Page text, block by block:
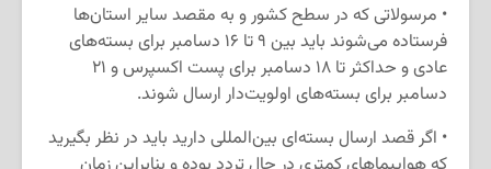
• مرسولاتی که در سطح کشور و به مقصد سایر استان‌ها
فرستاده می‌شوند باید بین ۹ تا ۱۶ دسامبر برای بسته‌های
عادی و حداکثر تا ۱۸ دسامبر برای پست اکسپرس و ۲۱
دسامبر برای بسته‌های اولویت‌دار ارسال شوند.
• اگر قصد ارسال بسته‌ای بین‌المللی دارید باید در نظر بگیرید